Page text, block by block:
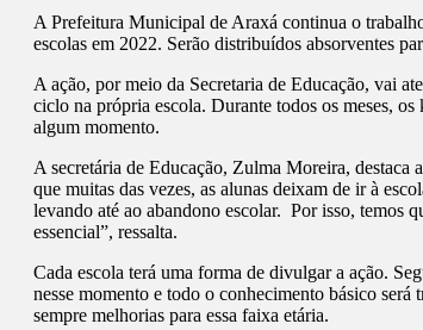
A Prefeitura Municipal de Araxá continua o
escolas em 2022. Serão distribuídos absorventes
A ação, por meio da Secretaria de Educação, vai
ciclo na própria escola. Durante todos os meses, os
algum momento.
A secretária de Educação, Zulma Moreira, destaca
que muitas das vezes, as alunas deixam de ir à
levando até ao abandono escolar. Por isso, temos
essencial”, ressalta.
Cada escola terá uma forma de divulgar a ação.
nesse momento e todo o conhecimento básico
sempre melhorias para essa faixa etária.